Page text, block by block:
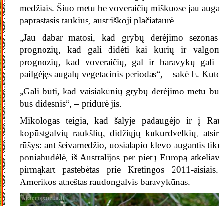
medžiais. Šiuo metu be voveraičių miškuose jau
paprastasis taukius, austriškoji plačiataurė.
„Jau dabar matosi, kad grybų derėjimo
prognozių, kad gali didėti kai kurių ir
prognozių, kad voveraičių, gal ir baravykų gali
pailgėjęs augalų vegetacinis periodas“, – sakė E.
„Gali būti, kad vaisiakūnių grybų derėjimo metu
bus didesnis“, – pridūrė jis.
Mikologas teigia, kad šalyje padaugėjo ir į
kopūstgalvių raukšlių, didžiųjų kukurdvelkių,
rūšys: ant šeivamedžio, uosialapio klevo augantis
poniabudėlė, iš Australijos per pietų Europą
pirmąkart pastebėtas prie Kretingos 2011-
Amerikos atneštas raudongalvis baravykūnas.